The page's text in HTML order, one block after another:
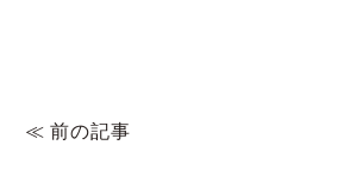
≪ 前の記事